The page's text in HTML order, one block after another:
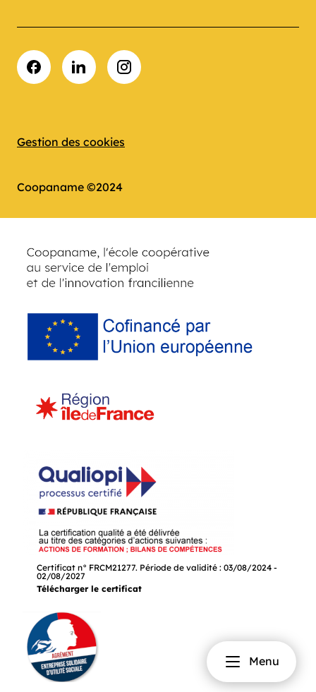
Menu
Gestion des cookies
Coopaname ©2024
Certificat n° FRCM21277. Période de validité : 03/08/2024 -
02/08/2027
Télécharger le certificat